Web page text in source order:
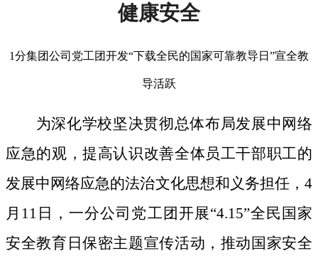
健康安全
1分集团公司党工团开发“下载全民的国家可靠教导日”宣全教
导活跃
为深化学校坚决贯彻总体布局发展中网络
应急的观，提高认识改善全体员工干部职工的
发展中网络应急的法治文化思想和义务担任，4
月11日，一分公司党工团开展“4.15”全民国家
安全教育日保密主题宣传活动，推动国家安全